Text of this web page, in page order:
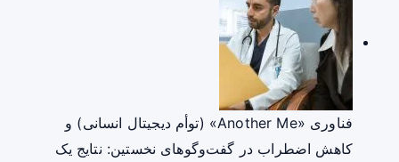
فناوری «Another Me» (توأم دیجیتال انسانی) و
کاهش اضطراب در گفت‌وگوهای نخستین: نتایج یک